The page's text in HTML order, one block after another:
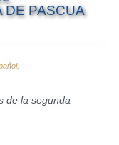
DE PASCUA
de la segunda